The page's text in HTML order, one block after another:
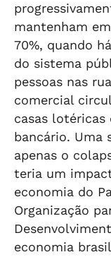
mantenham
70%, quando
do sistema
pessoas nas
comercial
casas
bancário. Uma
apenas o
teria um
economia do
Organização
economia